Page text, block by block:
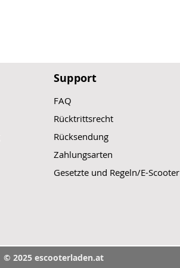
Support
FAQ
Rücktrittsrecht
Rücksendung
Zahlungsarten
Gesetzte und Regeln/E-Scooter
© 2025 escooterladen.at